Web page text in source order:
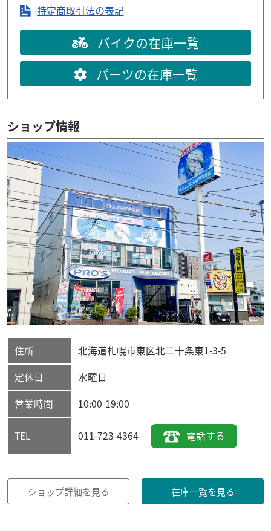
特定商取引法の表記
バイクの在庫一覧
パーツの在庫一覧
ショップ情報
住所 北海道札幌市東区北二十条東1-3-5
定休日
水曜日
営業時間
10:00-19:00
TEL 011-723-4364 電話する
ショップ詳細を見る 在庫一覧を見る